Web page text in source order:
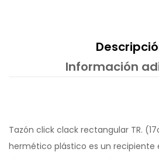
Información
Tazón click clack rectangular TR.
hermético plástico es un recipiente